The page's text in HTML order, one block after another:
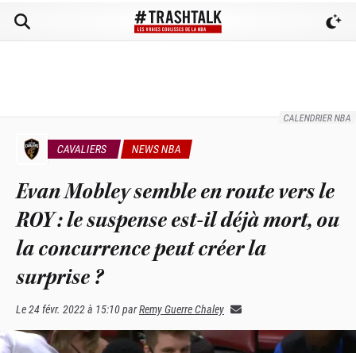
CALENDRIER NBA
CAVALIERS NEWS NBA
Evan Mobley semble en route vers le
ROY : le suspense est-il déjà mort, ou
la concurrence peut créer la
surprise ?
Le24 févr. 2022 à 15:10parRemy Guerre Chaley